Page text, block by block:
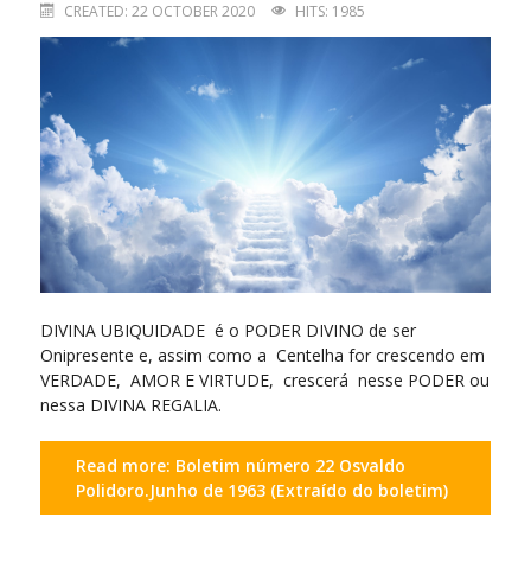
CREATED: 22 OCTOBER 2020
HITS: 1985
DIVINA UBIQUIDADE é o PODER DIVINO de ser
Onipresente e, assim como a Centelha for crescendo em
VERDADE, AMOR E VIRTUDE, crescerá nesse PODER ou
nessa DIVINA REGALIA.
Read more: Boletim número 22 Osvaldo
Polidoro.Junho de 1963 (Extraído do boletim)